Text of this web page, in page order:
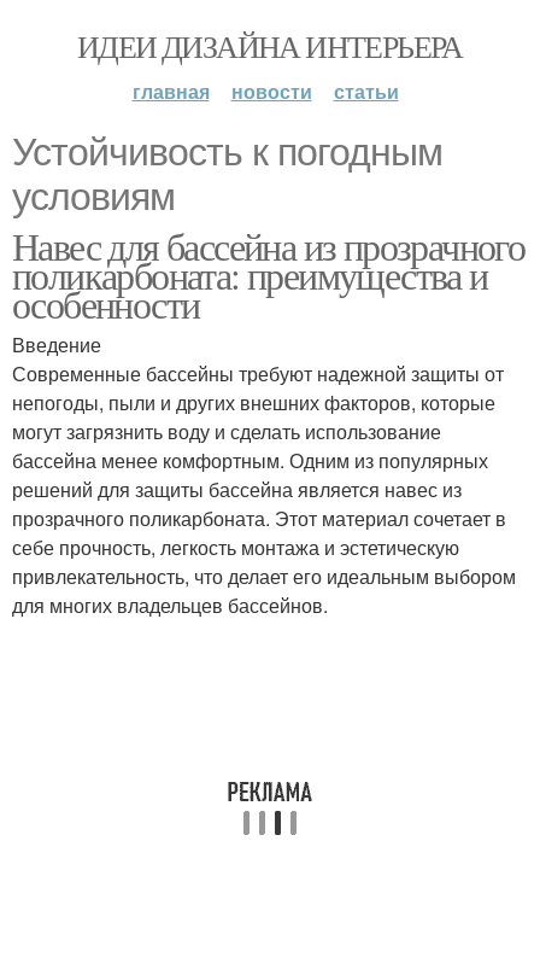
ИДЕИ ДИЗАЙНА ИНТЕРЬЕРА
главная новости статьи
Устойчивость к погодным
условиям
Навес для бассейна из прозрачного
поликарбоната: преимущества и
особенности
Введение
Современные бассейны требуют надежной защиты от
непогоды, пыли и других внешних факторов, которые
могут загрязнить воду и сделать использование
бассейна менее комфортным. Одним из популярных
решений для защиты бассейна является навес из
прозрачного поликарбоната. Этот материал сочетает в
себе прочность, легкость монтажа и эстетическую
привлекательность, что делает его идеальным выбором
для многих владельцев бассейнов.